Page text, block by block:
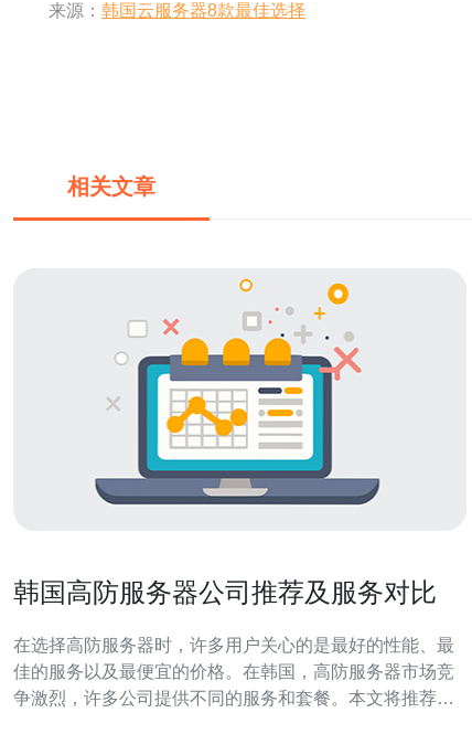
来源： 韩国云服务器8款最佳选择
相关文章
韩国高防服务器公司推荐及服务对比
在选择高防服务器时，许多用户关心的是最好的性能、最
佳的服务以及最便宜的价格。在韩国，高防服务器市场竞
争激烈，许多公司提供不同的服务和套餐。本文将推荐几